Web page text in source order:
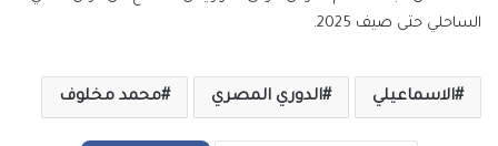
الساحلي حتى صيف 2025.
الاسماعيلي الدوري المصري محمد مخلوف